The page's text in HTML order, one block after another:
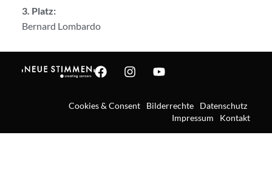
3. Platz:
Bernard Lombardo
Cookies & Consent Bilderrechte
Datenschutz
Impressum
Kontakt